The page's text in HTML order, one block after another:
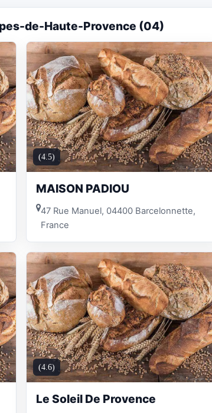
de-Haute-Provence (04)
(4.5)
MAISON PADIOU
47 Rue Manuel, 04400 Barcelonnette,
France
(4.6)
Le Soleil De Provence